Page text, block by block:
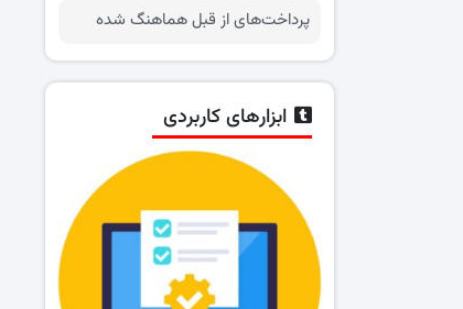
پرداخت‌های از قبل هماهنگ شده
ابزارهای کاربردی